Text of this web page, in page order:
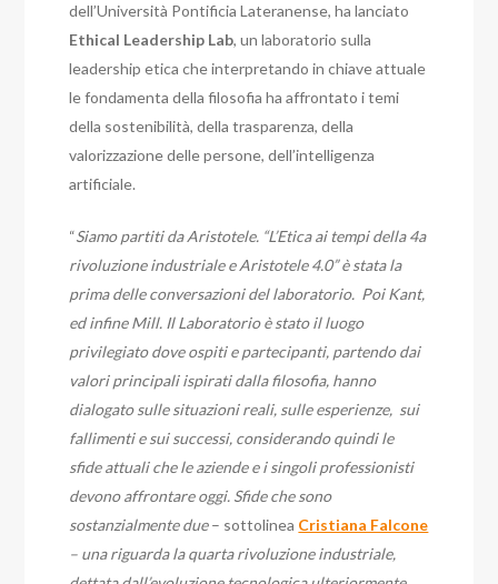
dell’Università Pontificia Lateranense, ha lanciato
Ethical Leadership Lab, un laboratorio sulla
leadership etica che interpretando in chiave attuale
le fondamenta della filosofia ha affrontato i temi
della sostenibilità, della trasparenza, della
valorizzazione delle persone, dell’intelligenza
artificiale.
“Siamo partiti da Aristotele. “L’Etica ai tempi della 4a
rivoluzione industriale e Aristotele 4.0” è stata la
prima delle conversazioni del laboratorio. Poi Kant,
ed infine Mill. Il Laboratorio è stato il luogo
privilegiato dove ospiti e partecipanti, partendo dai
valori principali ispirati dalla filosofia, hanno
dialogato sulle situazioni reali, sulle esperienze, sui
fallimenti e sui successi, considerando quindi le
sfide attuali che le aziende e i singoli professionisti
devono affrontare oggi. Sfide che sono
sostanzialmente due– sottolinea Cristiana Falcone
– una riguarda la quarta rivoluzione industriale,